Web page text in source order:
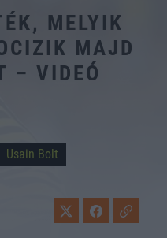
MELYIK
MAJD
– VIDEÓ
Usain Bolt